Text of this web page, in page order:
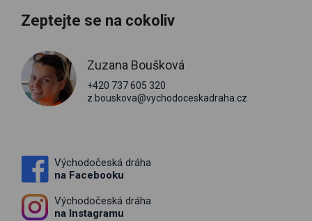
Zeptejte se na cokoliv
Zuzana Boušková
+420 737 605 320
z.bouskova@vychodoceskadraha.cz
Východočeská dráha
na Facebooku
Východočeská dráha
na Instagramu